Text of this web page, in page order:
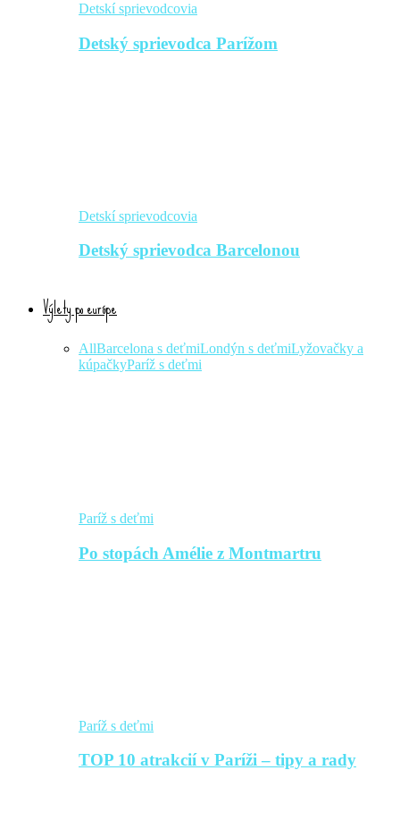
Detskí sprievodcovia
Detský sprievodca Parížom
Detskí sprievodcovia
Detský sprievodca Barcelonou
Výlety po európe
AllBarcelona s deťmiLondýn s deťmiLyžovačky a
kúpačkyParíž s deťmi
Paríž s deťmi
Po stopách Amélie z Montmartru
Paríž s deťmi
TOP 10 atrakcií v Paríži – tipy a rady